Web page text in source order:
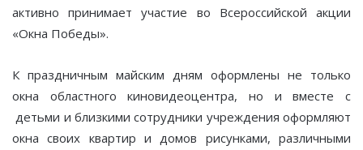
активно принимает участие во Всероссийской акции
«Окна Победы».
К праздничным майским дням оформлены не только
окна областного киновидеоцентра, но и вместе с
детьми и близкими сотрудники учреждения оформляют
окна своих квартир и домов рисунками, различными